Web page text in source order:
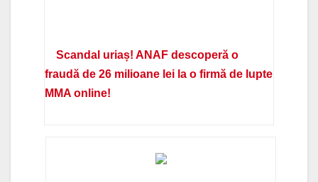
Scandal uriaș! ANAF descoperă o
fraudă de 26 milioane lei la o firmă de lupte
MMA online!